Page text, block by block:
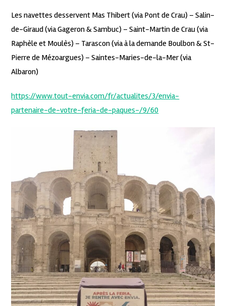
Les navettes desservent Mas Thibert (via Pont de Crau) – Salin-
de-Giraud (via Gageron & Sambuc) – Saint-Martin de Crau (via
Raphèle et Moulès) – Tarascon (via à la demande Boulbon & St-
Pierre de Mézoargues) – Saintes-Maries-de-la-Mer (via
Albaron)
https://www.tout-envia.com/fr/actualites/3/envia-
partenaire-de-votre-feria-de-paques-/9/60